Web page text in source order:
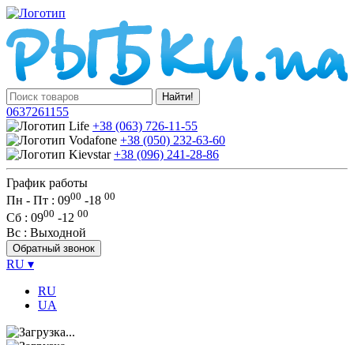
Найти!
0637261155
+38 (063) 726-11-55
+38 (050) 232-63-60
+38 (096) 241-28-86
График работы
Пн - Пт : 0900 -18 00
Сб : 0900 -12 00
Вс : Выходной
Обратный звонок
RU ▾
RU
UA